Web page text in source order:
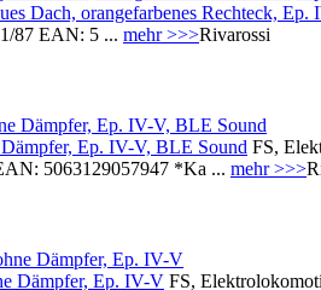
Dach, orangefarbenes Rechteck, Ep.
87 EAN: 5 ... mehr >>>Rivarossi
Ep. IV-V, BLE Sound FS,
5063129057947 *Ka ... mehr >>>
Dämpfer, Ep. IV-V FS,